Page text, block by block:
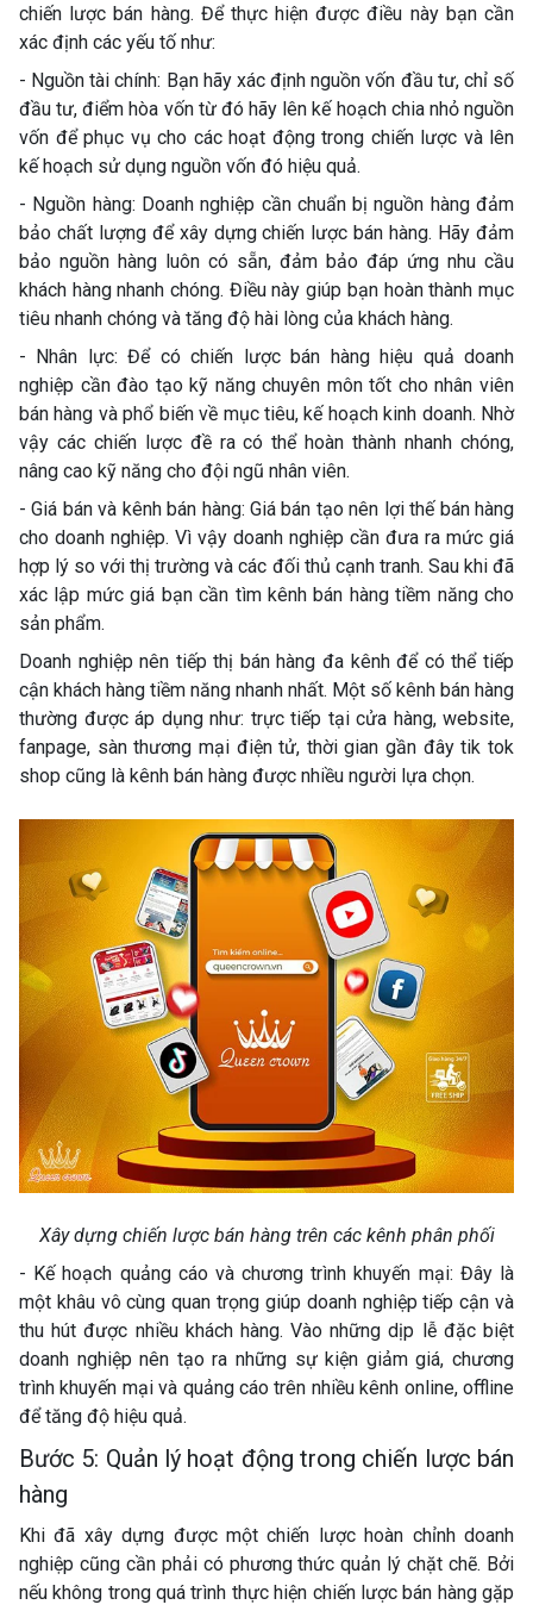
chiến lược bán hàng. Để thực hiện được điều này bạn cần
xác định các yếu tố như:
- Nguồn tài chính: Bạn hãy xác định nguồn vốn đầu tư, chỉ số
đầu tư, điểm hòa vốn từ đó hãy lên kế hoạch chia nhỏ nguồn
vốn để phục vụ cho các hoạt động trong chiến lược và lên
kế hoạch sử dụng nguồn vốn đó hiệu quả.
- Nguồn hàng: Doanh nghiệp cần chuẩn bị nguồn hàng đảm
bảo chất lượng để xây dựng chiến lược bán hàng. Hãy đảm
bảo nguồn hàng luôn có sẵn, đảm bảo đáp ứng nhu cầu
khách hàng nhanh chóng. Điều này giúp bạn hoàn thành mục
tiêu nhanh chóng và tăng độ hài lòng của khách hàng.
- Nhân lực: Để có chiến lược bán hàng hiệu quả doanh
nghiệp cần đào tạo kỹ năng chuyên môn tốt cho nhân viên
bán hàng và phổ biến về mục tiêu, kế hoạch kinh doanh. Nhờ
vậy các chiến lược đề ra có thể hoàn thành nhanh chóng,
nâng cao kỹ năng cho đội ngũ nhân viên.
- Giá bán và kênh bán hàng: Giá bán tạo nên lợi thế bán hàng
cho doanh nghiệp. Vì vậy doanh nghiệp cần đưa ra mức giá
hợp lý so với thị trường và các đối thủ cạnh tranh. Sau khi đã
xác lập mức giá bạn cần tìm kênh bán hàng tiềm năng cho
sản phẩm.
Doanh nghiệp nên tiếp thị bán hàng đa kênh để có thể tiếp
cận khách hàng tiềm năng nhanh nhất. Một số kênh bán hàng
thường được áp dụng như: trực tiếp tại cửa hàng, website,
fanpage, sàn thương mại điện tử, thời gian gần đây tik tok
shop cũng là kênh bán hàng được nhiều người lựa chọn.
Xây dựng chiến lược bán hàng trên các kênh phân phối
- Kế hoạch quảng cáo và chương trình khuyến mại: Đây là
một khâu vô cùng quan trọng giúp doanh nghiệp tiếp cận và
thu hút được nhiều khách hàng. Vào những dịp lễ đặc biệt
doanh nghiệp nên tạo ra những sự kiện giảm giá, chương
trình khuyến mại và quảng cáo trên nhiều kênh online, offline
để tăng độ hiệu quả.
Bước 5: Quản lý hoạt động trong chiến lược bán
hàng
Khi đã xây dựng được một chiến lược hoàn chỉnh doanh
nghiệp cũng cần phải có phương thức quản lý chặt chẽ. Bởi
nếu không trong quá trình thực hiện chiến lược bán hàng gặp